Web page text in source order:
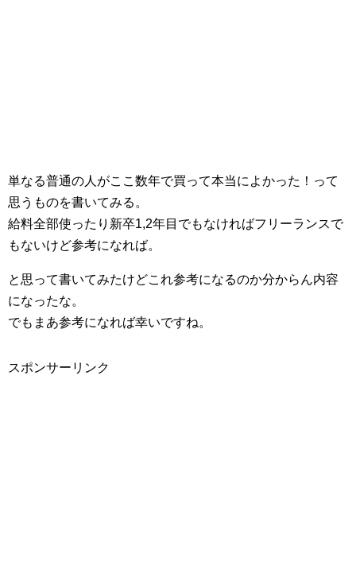
単なる普通の人がここ数年で買って本当によかった！って
思うものを書いてみる。
給料全部使ったり新卒1,2年目でもなければフリーランスで
もないけど参考になれば。
と思って書いてみたけどこれ参考になるのか分からん内容
になったな。
でもまあ参考になれば幸いですね。
スポンサーリンク